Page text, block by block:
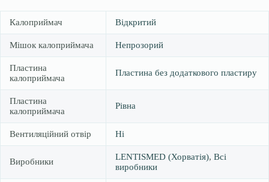
Калоприймач Відкритий
Мішок калоприймача Непрозорий
Пластина
калоприймача
Пластина без додаткового пластиру
Пластина
калоприймача
Рівна
Вентиляційний отвір Ні
Виробники LENTISMED (Хорватія), Всі
виробники